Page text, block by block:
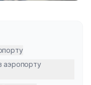
аэропорту